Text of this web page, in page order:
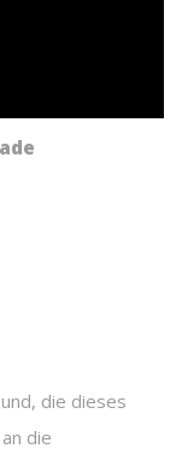
die dieses
die